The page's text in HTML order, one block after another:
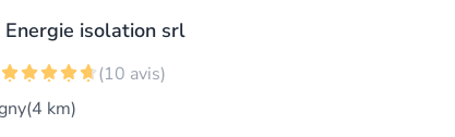
Energie isolation srl
(10 avis)
(4 km)